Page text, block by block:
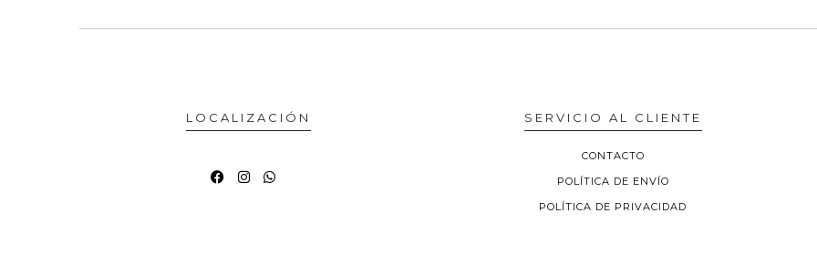
LOCALIZACIÓN SERVICIO AL CLIENTE
CONTACTO
POLÍTICA DE ENVÍO
POLÍTICA DE PRIVACIDAD